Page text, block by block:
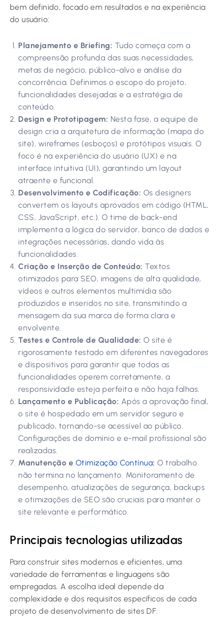
bem definido, focado em resultados e na experiência
do usuário:
Planejamento e Briefing: Tudo começa com a
compreensão profunda das suas necessidades,
metas de negócio, público-alvo e análise da
concorrência. Definimos o escopo do projeto,
funcionalidades desejadas e a estratégia de
conteúdo.
Design e Prototipagem: Nesta fase, a equipe de
design cria a arquitetura de informação (mapa do
site), wireframes (esboços) e protótipos visuais. O
foco é na experiência do usuário (UX) e na
interface intuitiva (UI), garantindo um layout
atraente e funcional.
Desenvolvimento e Codificação: Os designers
convertem os layouts aprovados em código (HTML,
CSS, JavaScript, etc.). O time de back-end
implementa a lógica do servidor, banco de dados e
integrações necessárias, dando vida às
funcionalidades.
Criação e Inserção de Conteúdo: Textos
otimizados para SEO, imagens de alta qualidade,
vídeos e outros elementos multimídia são
produzidos e inseridos no site, transmitindo a
mensagem da sua marca de forma clara e
envolvente.
Testes e Controle de Qualidade: O site é
rigorosamente testado em diferentes navegadores
e dispositivos para garantir que todas as
funcionalidades operem corretamente, a
responsividade esteja perfeita e não haja falhas.
Lançamento e Publicação: Após a aprovação final,
o site é hospedado em um servidor seguro e
publicado, tornando-se acessível ao público.
Configurações de domínio e e-mail profissional são
realizadas.
Manutenção e Otimização Contínua: O trabalho
não termina no lançamento. Monitoramento de
desempenho, atualizações de segurança, backups
e otimizações de SEO são cruciais para manter o
site relevante e performático.
Principais tecnologias utilizadas
Para construir sites modernos e eficientes, uma
variedade de ferramentas e linguagens são
empregadas. A escolha ideal depende da
complexidade e dos requisitos específicos de cada
projeto de desenvolvimento de sites DF: